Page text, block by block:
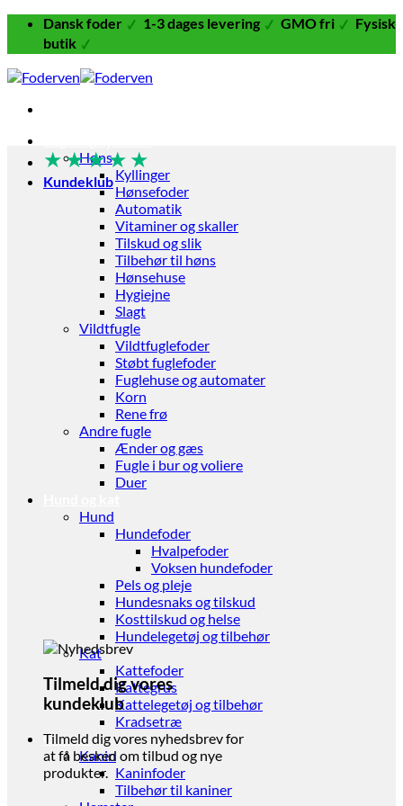
Fortsæt
indhold
Dansk foder 1-3 dages levering GMO fri
Fysisk
butik
Høns
Kyllinger
Hønsefoder
Automatik
Vitaminer og skaller
Tilskud og slik
Tilbehør til høns
Hønsehuse
Hygiejne
Slagt
Vildtfugle
Vildtfuglefoder
Støbt fuglefoder
Fuglehuse og automater
Korn
Rene frø
Andre fugle
Ænder og gæs
Fugle i bur og voliere
Duer
Hund
Hundefoder
Hvalpefoder
Voksen hundefoder
Pels og pleje
Hundesnaks og tilskud
Kosttilskud og helse
Hundelegetøj og tilbehør
Kat
Kattefoder
Kattegrus
Kattelegetøj og tilbehør
Kradsetræ
Gnaver
Kanin
Kaninfoder
Tilbehør til kaniner
★★★★ ★
Kundeklub
Tilmeld dig vores
kundeklub
Tilmeld dig vores nyhedsbrev for
at få besked om tilbud og nye
produkter.